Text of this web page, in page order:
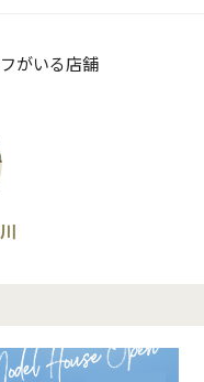
がいる店舗